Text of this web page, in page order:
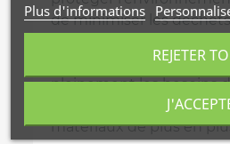
de minimiser les déchets
des matériaux qui
pleinement les besoins
de recyclage, en
matériaux de plus en
Plus d'informations
REJETER